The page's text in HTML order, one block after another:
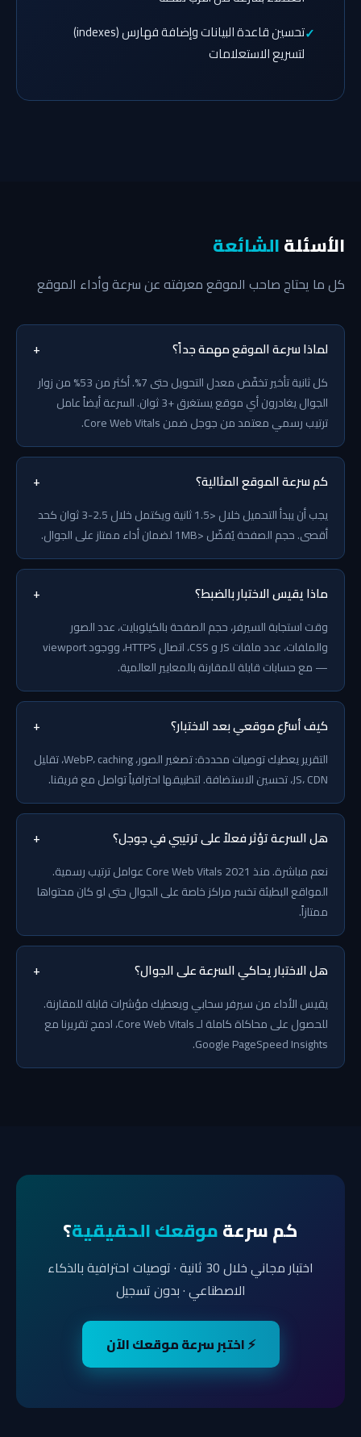
تحسين قاعدة البيانات وإضافة فهارس (indexes)
لتسريع الاستعلامات
الأسئلةالشائعة
كل ما يحتاج صاحب الموقع معرفته عن سرعة وأداء الموقع
لماذا سرعة الموقع مهمة جداً؟ +
كل ثانية تأخير تخفّض معدل التحويل حتى 7%. أكثر من 53% من زوار
الجوال يغادرون أي موقع يستغرق +3 ثوان. السرعة أيضاً عامل
ترتيب رسمي معتمد من جوجل ضمن Core Web Vitals.
كم سرعة الموقع المثالية؟ +
يجب أن يبدأ التحميل خلال <1.5 ثانية ويكتمل خلال 2.5-3 ثوان كحد
أقصى. حجم الصفحة يُفضّل <1MB لضمان أداء ممتاز على الجوال.
ماذا يقيس الاختبار بالضبط؟ +
وقت استجابة السيرفر، حجم الصفحة بالكيلوبايت، عدد الصور
والملفات، عدد ملفات JS و CSS، اتصال HTTPS، ووجود viewport
— مع حسابات قابلة للمقارنة بالمعايير العالمية.
كيف أسرّع موقعي بعد الاختبار؟ +
التقرير يعطيك توصيات محددة: تصغير الصور، WebP، caching، تقليل
JS، CDN، تحسين الاستضافة. لتطبيقها احترافياً تواصل مع فريقنا.
هل السرعة تؤثر فعلاً على ترتيبي في جوجل؟ +
نعم مباشرة. منذ 2021 Core Web Vitals عوامل ترتيب رسمية.
المواقع البطيئة تخسر مراكز خاصة على الجوال حتى لو كان محتواها
ممتازاً.
هل الاختبار يحاكي السرعة على الجوال؟ +
يقيس الأداء من سيرفر سحابي ويعطيك مؤشرات قابلة للمقارنة.
للحصول على محاكاة كاملة لـ Core Web Vitals، ادمج تقريرنا مع
Google PageSpeed Insights.
كم سرعةموقعك الحقيقية؟
اختبار مجاني خلال 30 ثانية · توصيات احترافية بالذكاء
الاصطناعي · بدون تسجيل
⚡ اختبر سرعة موقعك الآن